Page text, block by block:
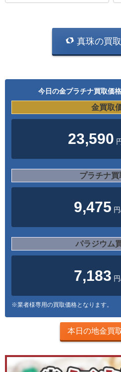
真珠の買
今日の金プラチナ買取価格
金買取
23,590
プラチナ買
9,475
パラジウム
7,183
※業者様専用の買取価格となります。
本日の地金買